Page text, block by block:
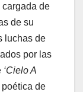
cargada de
de su
luchas de
por las
‘Cielo A
de